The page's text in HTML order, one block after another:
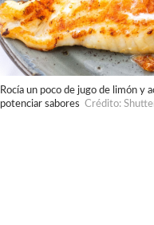
Rocía un poco de jugo de limón y
potenciar sabores Crédito: